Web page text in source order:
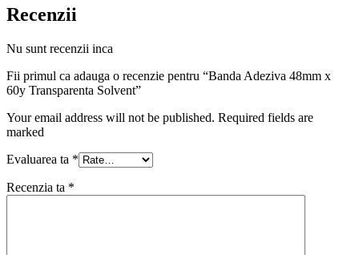
Recenzii
Nu sunt recenzii inca
Fii primul ca adauga o recenzie pentru “Banda Adeziva 48mm x
60y Transparenta Solvent”
Your email address will not be published. Required fields are
marked
Evaluarea ta *
Recenzia ta *